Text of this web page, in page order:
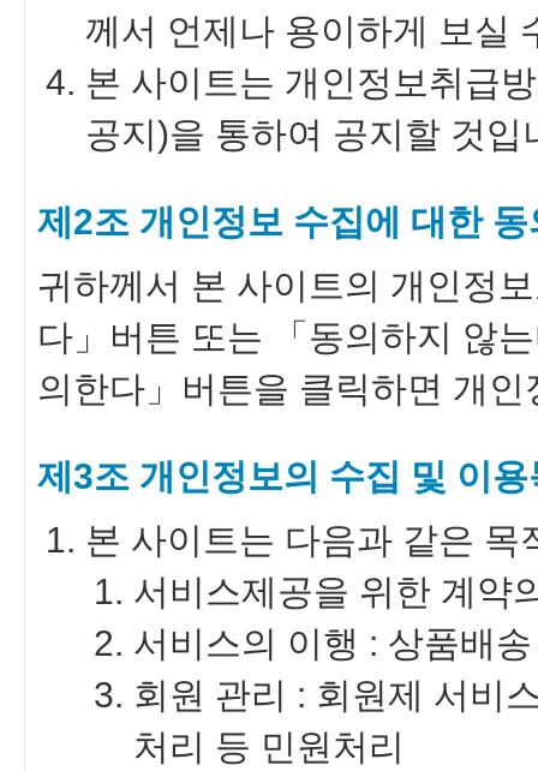
께서 언제나 용이하게 보실
본 사이트는 개인정보취급
공지)을 통하여 공지할 것입
제2조 개인정보 수집에 대한 동
귀하께서 본 사이트의 개인정
다」버튼 또는 「동의하지 않
의한다」버튼을 클릭하면 개
제3조 개인정보의 수집 및 이용
본 사이트는 다음과 같은
서비스제공을 위한 계약
서비스의 이행 : 상품배
회원 관리 : 회원제 서비
처리 등 민원처리